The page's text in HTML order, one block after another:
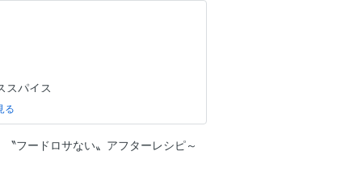
スパイス
フードロサない〟アフターレシピ～